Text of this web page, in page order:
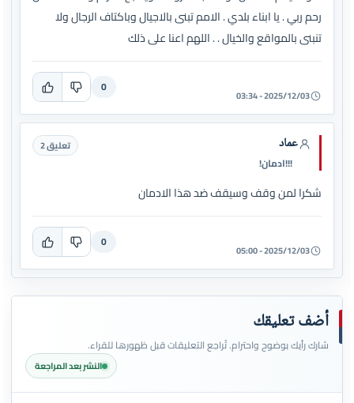
رحم ربي . يا ابناء بلدي . الامم تبنى بالاجيال وباكتاف الرجال ولا
تنبنى بالمواقع والخيال . . اللهم اعنا على ذلك
2025/12/03 - 03:34
0
عماد
!!!ادمان!
تعليق 2
شكرا لمن وقف وسيقف ضد هذا الادمان
2025/12/03 - 05:00
0
أضف تعليقك
شارك رأيك بوضوح واحترام. تُراجع التعليقات قبل ظهورها للقراء.
النشر بعد المراجعة